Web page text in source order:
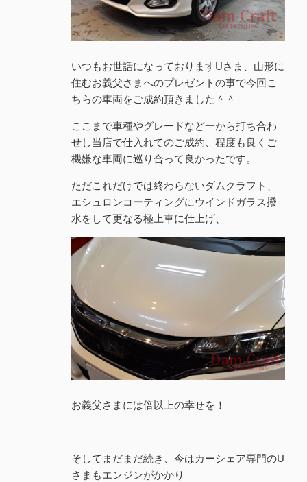
いつもお世話になっておりますUさま、山形に
住むお義父さまへのプレゼントの事で今回こ
ちらの車両をご成約頂きました＾＾
ここまで車種やグレードなど一から打ち合わ
せし当店で仕入れてのご成約、程度も良くご
機嫌な車両に巡り合って良かったです。
ただこれだけでは終わらないダムクラフト、
エシュロンコーティングにウインドガラス撥
水をして更なる極上車に仕上げ、
お義父さまには倍以上の幸せを！
そしてまだまだ続き、今はカーシェア専門のU
さまもエンジンがかかり